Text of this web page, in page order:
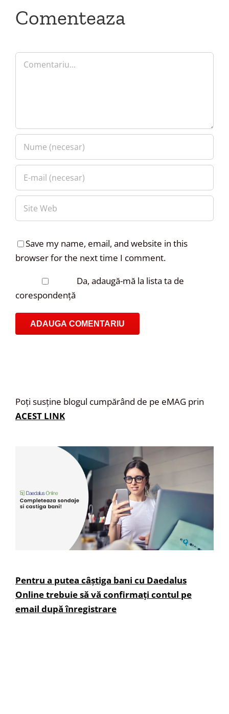
Comenteaza
Comment
Save my name, email, and website in this
browser for the next time I comment.
Da, adaugă-mă la lista ta de
corespondență
Poți susține blogul cumpărând de pe eMAG prin
ACEST LINK
Pentru a putea câștiga bani cu Daedalus
Online trebuie să vă confirmați contul pe
email după înregistrare